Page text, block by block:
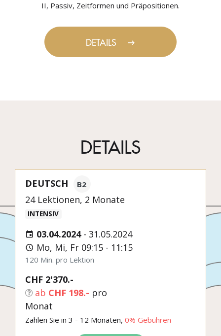
II, Passiv, Zeitformen und Präpositionen.
DETAILS
DETAILS
DEUTSCH B2
24 Lektionen, 2 Monate
INTENSIV
03.04.2024- 31.05.2024
Mo, Mi, Fr 09:15 - 11:15
120 Min. pro Lektion
CHF 2'370.-
ab CHF 198.- pro
Monat
Zahlen Sie in 3 - 12 Monaten, 0% Gebühren